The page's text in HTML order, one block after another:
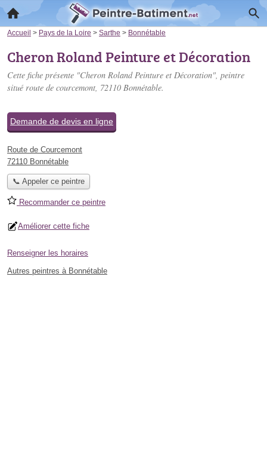
Accueil > Pays de la Loire > Sarthe > Bonnétable
Cheron Roland Peinture et Décoration
Cette fiche présente "Cheron Roland Peinture et Décoration", peintre
situé route de courcemont, 72110 Bonnétable.
Demande de devis en ligne
Route de Courcemont
72110 Bonnétable
📞 Appeler ce peintre
Recommander ce peintre
Améliorer cette fiche
Renseigner les horaires
Autres peintres à Bonnétable